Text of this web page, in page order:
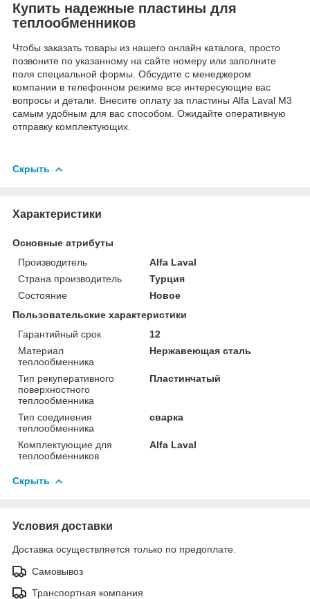
Купить надежные пластины для
теплообменников
Чтобы заказать товары из нашего онлайн каталога, просто
позвоните по указанному на сайте номеру или заполните
поля специальной формы. Обсудите с менеджером
компании в телефонном режиме все интересующие вас
вопросы и детали. Внесите оплату за пластины Alfa Laval M3
самым удобным для вас способом. Ожидайте оперативную
отправку комплектующих.
Скрыть
Характеристики
Основные атрибуты
Производитель
Alfa Laval
Страна производитель
Турция
Состояние
Новое
Пользовательские характеристики
Гарантийный срок
12
Материал
теплообменника
Нержавеющая сталь
Тип рекуперативного
поверхностного
теплообменника
Пластинчатый
Тип соединения
теплообменника
сварка
Комплектующие для
теплообменников
Alfa Laval
Скрыть
Условия доставки
Доставка осуществляется только по предоплате.
Самовывоз
Транспортная компания